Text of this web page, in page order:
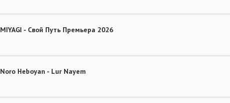
MIYAGI - Свой Путь Премьера 2026
Noro Heboyan - Lur Nayem